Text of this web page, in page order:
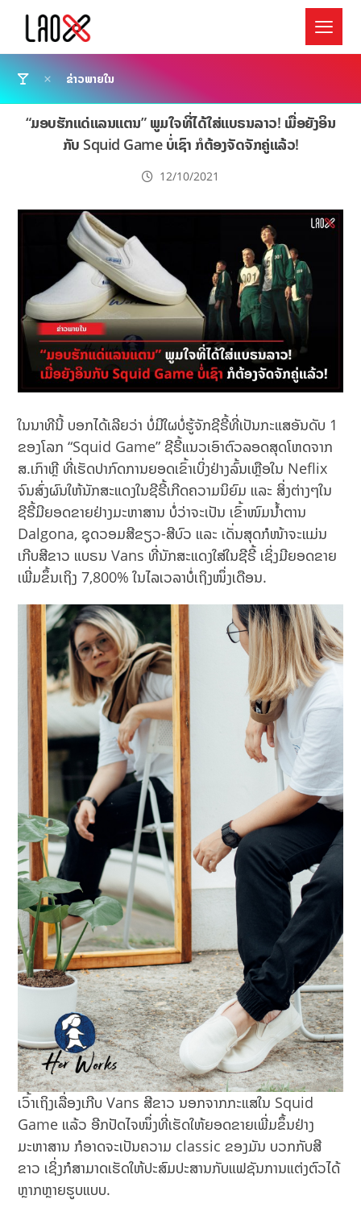
ຂ່າວພາຍໃນ
“ມອບຮັກແດ່ແລນແຕນ” ພູມໃຈທີ່ໄດ້ໃສ່ແບຣນລາວ! ເມື່ອຍັງອິນ
ກັບ Squid Game ບໍ່ເຊົາ ກໍຕ້ອງຈັດຈັກຄູ່ແລ້ວ!
12/10/2021
ໃນນາທີນີ້ ບອກໄດ້ເລີຍວ່າ ບໍ່ມີໃຜບໍ່ຮູ້ຈັກຊີຣີ້ທີ່ເປັນກະແສອັນດັບ 1
ຂອງໂລກ “Squid Game” ຊີຣີ້ແນວເອົາຕົວລອດສຸດໂຫດຈາກ
ສ.ເກົາຫຼີ ທີ່ເຮັດປາກົດການຍອດເຂົ້າເບິ່ງຢ່າງລົ້ນເຫຼືອໃນ Neflix
ຈົນສົ່ງຜົນໃຫ້ນັກສະແດງໃນຊີຣີ້ເກີດຄວາມນິຍົມ ແລະ ສິ່ງຕ່າງໆໃນ
ຊີຣີ້ມີຍອດຂາຍຢ່າງມະຫາສານ ບໍ່ວ່າຈະເປັນ ເຂົ້າໜົມນ້ຳຕານ
Dalgona, ຊຸດວອມສີຂຽວ-ສີບົວ ແລະ ເດັ່ນສຸດກໍໜ້າຈະແມ່ນ
ເກີບສີຂາວ ແບຣນ Vans ທີ່ນັກສະແດງໃສ່ໃນຊີຣີ້ ເຊິ່ງມີຍອດຂາຍ
ເພີ່ມຂຶ້ນເຖິງ 7,800% ໃນໄລເວລາບໍ່ເຖິງໜຶ່ງເດືອນ.
ເວົ້າເຖິງເລື່ອງເກີບ Vans ສີຂາວ ນອກຈາກກະແສໃນ Squid
Game ແລ້ວ ອີກປັດໄຈໜຶ່ງທີ່ເຮັດໃຫ້ຍອດຂາຍເພີ່ມຂຶ້ນຢ່າງ
ມະຫາສານ ກໍອາດຈະເປັນຄວາມ classic ຂອງມັນ ບວກກັບສີ
ຂາວ ເຊິ່ງກໍສາມາດເຮັດໃຫ້ປະສົມປະສານກັບແຟຊັນການແຕ່ງຕົວໄດ້
ຫຼາກຫຼາຍຮູບແບບ.